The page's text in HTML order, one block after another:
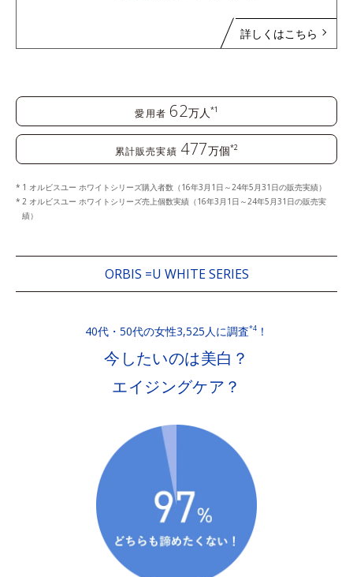
詳しくはこちら
愛用者 62万人 *1
累計販売実績 477万個*2
1 オルビスユー ホワイトシリーズ購入者数（16年3月1日～24年5月31日の販売実績）
2 オルビスユー ホワイトシリーズ売上個数実績（16年3月1日～24年5月31日の販売実
績）
ORBIS =U WHITE SERIES
40代・50代の女性3,525人に調査*4 ！
今したいのは美白？
エイジングケア？